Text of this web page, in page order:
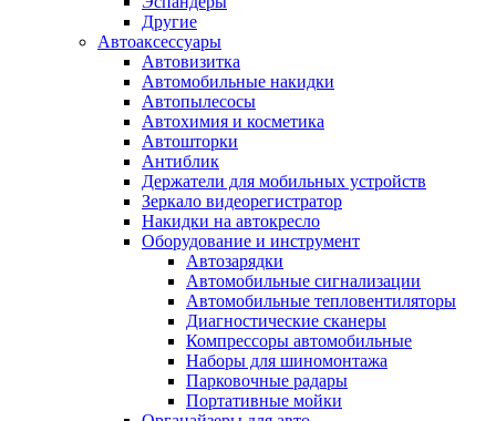
Другие
Автоаксессуары
Автовизитка
Автомобильные накидки
Автопылесосы
Автохимия и косметика
Автошторки
Антиблик
Держатели для мобильных устройств
Зеркало видеорегистратор
Накидки на автокресло
Оборудование и инструмент
Автозарядки
Автомобильные сигнализации
Автомобильные тепловентиляторы
Диагностические сканеры
Компрессоры автомобильные
Наборы для шиномонтажа
Парковочные радары
Портативные мойки